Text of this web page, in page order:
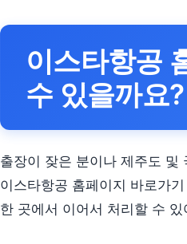
이스타항공
수 있을까요?
출장이 잦은 분이나 제주도 및
이스타항공 홈페이지 바로가
한 곳에서 이어서 처리할 수